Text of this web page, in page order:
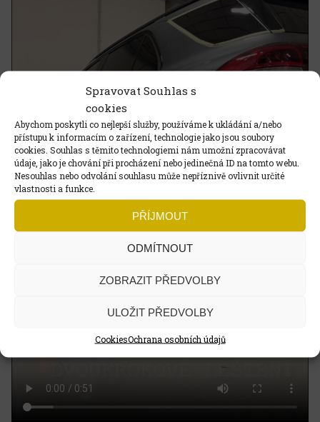
Spravovat Souhlas s
cookies
Abychom poskytli co nejlepší služby, používáme k ukládání a/nebo
přístupu k informacím o zařízení, technologie jako jsou soubory
cookies. Souhlas s těmito technologiemi nám umožní zpracovávat
údaje, jako je chování při procházení nebo jedinečná ID na tomto webu.
Nesouhlas nebo odvolání souhlasu může nepříznivě ovlivnit určité
vlastnosti a funkce.
PŘÍJMOUT
ODMÍTNOUT
ZOBRAZIT PŘEDVOLBY
ULOŽIT PŘEDVOLBY
CookiesOchrana osobních údajů